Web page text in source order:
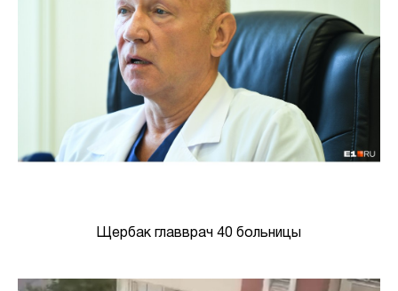
Щербак главврач 40 больницы